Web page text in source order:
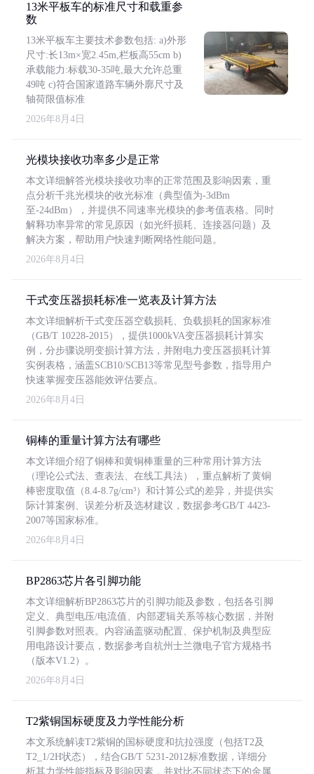
13米平板车的标准尺寸和载重参
数
13米平板车主要技术参数包括: a)外形
尺寸:长13m×宽2.45m,栏板高55cm b)
承载能力:标载30-35吨,最大允许总重
49吨 c)符合国家道路车辆外廓尺寸及
轴荷限值标准
2026年8月4日
光模块接收功率多少是正常
本文详细解答光模块接收功率的正常范围及影响因素，重
点分析千兆光模块的收光标准（典型值为-3dBm
至-24dBm），并提供不同速率光模块的参考值表格。同时
解释功率异常的常见原因（如光纤损耗、连接器问题）及
解决方案，帮助用户快速判断网络性能问题。
2026年8月4日
干式变压器损耗标准一览表及计算方法
本文详细解析干式变压器空载损耗、负载损耗的国家标准
（GB/T 10228-2015），提供1000kVA变压器损耗计算实
例，分步骤说明变损计算方法，并附电力变压器损耗计算
实例表格，涵盖SCB10/SCB13等常见型号参数，指导用户
快速掌握变压器能效评估要点。
2026年8月4日
铜棒的重量计算方法有哪些
本文详细介绍了铜棒和黄铜棒重量的三种常用计算方法
（理论公式法、查表法、在线工具法），重点解析了黄铜
棒密度取值（8.4-8.7g/cm³）和计算公式的差异，并提供实
际计算案例、误差分析及选材建议，数据参考GB/T 4423-
2007等国家标准。
2026年8月4日
BP2863芯片各引脚功能
本文详细解析BP2863芯片的引脚功能及参数，包括各引脚
定义、典型电压/电流值、内部逻辑关系等核心数据，并附
引脚参数对照表。内容涵盖驱动配置、保护机制及典型应
用电路设计要点，数据参考自杭州士兰微电子官方规格书
（版本V1.2）。
2026年8月4日
T2紫铜国标硬度及力学性能分析
本文系统解读T2紫铜的国标硬度和抗拉强度（包括T2及
T2_1/2H状态），结合GB/T 5231-2012标准数据，详细分
析其力学性能指标及影响因素，并对比不同状态下的金属